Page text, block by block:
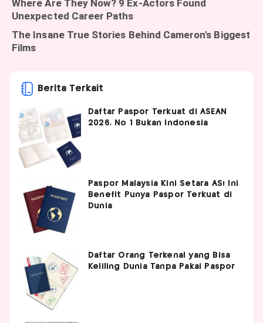
Berita Terkait
Daftar Paspor Terkuat di ASEAN
2026, No 1 Bukan Indonesia
Paspor Malaysia Kini Setara AS! Ini
Benefit Punya Paspor Terkuat di
Dunia
Daftar Orang Terkenal yang Bisa
Keliling Dunia Tanpa Pakai Paspor